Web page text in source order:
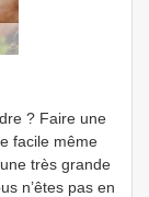
? Faire une
facile même
très grande
n’êtes pas en